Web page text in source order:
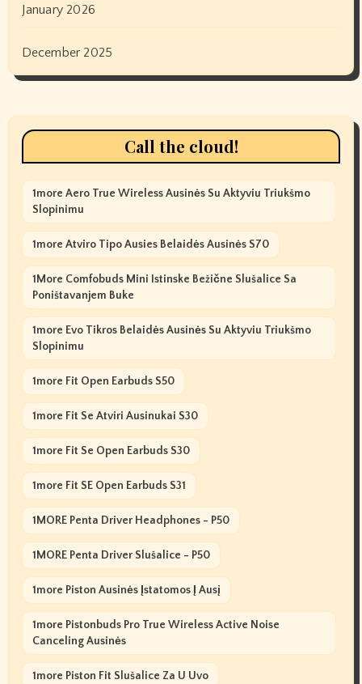
January 2026
December 2025
Call the cloud!
1more Aero True Wireless Ausinės Su Aktyviu Triukšmo
Slopinimu
1more Atviro Tipo Ausies Belaidės Ausinės S70
1More Comfobuds Mini Istinske Bežične Slušalice Sa
Poništavanjem Buke
1more Evo Tikros Belaidės Ausinės Su Aktyviu Triukšmo
Slopinimu
1more Fit Open Earbuds S50
1more Fit Se Atviri Ausinukai S30
1more Fit Se Open Earbuds S30
1more Fit SE Open Earbuds S31
1MORE Penta Driver Headphones - P50
1MORE Penta Driver Slušalice - P50
1more Piston Ausinės Įstatomos Į Ausį
1more Pistonbuds Pro True Wireless Active Noise
Canceling Ausinės
1more Piston Fit Slušalice Za U Uvo